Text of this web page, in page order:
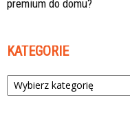
premium do domu?
KATEGORIE
Kategorie